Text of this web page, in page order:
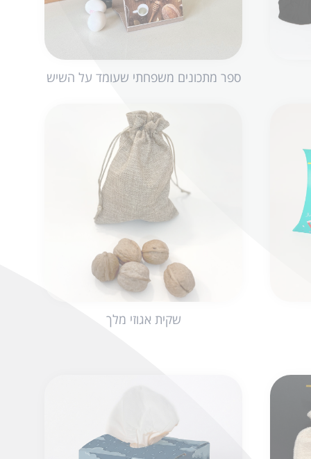
ספר מתכונים משפחתי שעומד על השיש
שקית אגוזי מלך